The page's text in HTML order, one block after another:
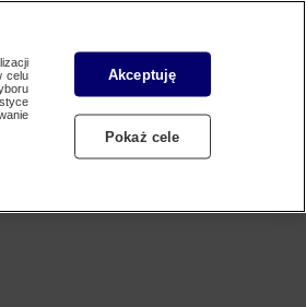
celu
Akceptuję
Pokaż cele